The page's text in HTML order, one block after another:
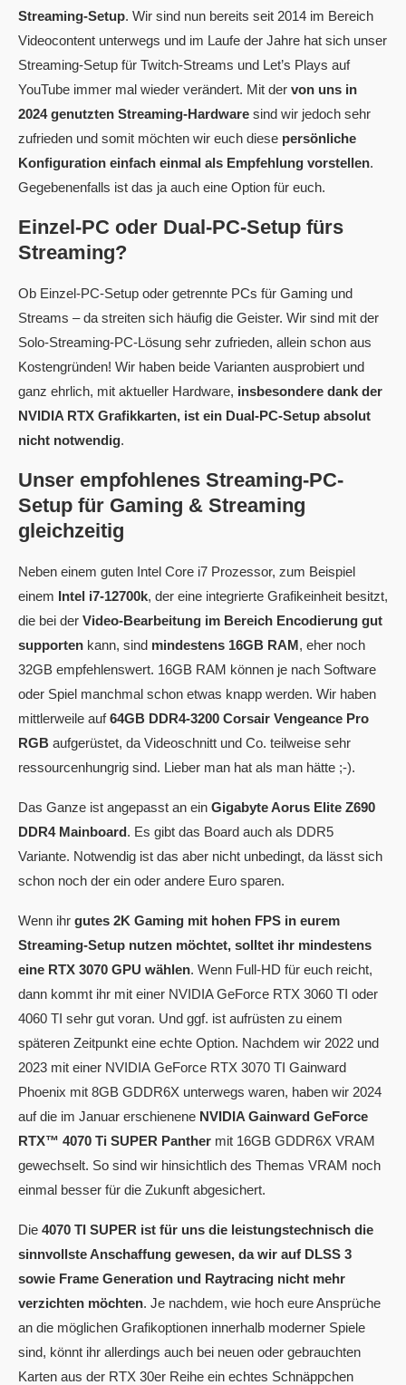
Streaming-Setup. Wir sind nun bereits seit 2014 im Bereich
Videocontent unterwegs und im Laufe der Jahre hat sich unser
Streaming-Setup für Twitch-Streams und Let’s Plays auf
YouTube immer mal wieder verändert. Mit der von uns in
2024 genutzten Streaming-Hardware sind wir jedoch sehr
zufrieden und somit möchten wir euch diese persönliche
Konfiguration einfach einmal als Empfehlung vorstellen.
Gegebenenfalls ist das ja auch eine Option für euch.
Einzel-PC oder Dual-PC-Setup fürs
Streaming?
Ob Einzel-PC-Setup oder getrennte PCs für Gaming und
Streams – da streiten sich häufig die Geister. Wir sind mit der
Solo-Streaming-PC-Lösung sehr zufrieden, allein schon aus
Kostengründen! Wir haben beide Varianten ausprobiert und
ganz ehrlich, mit aktueller Hardware, insbesondere dank der
NVIDIA RTX Grafikkarten, ist ein Dual-PC-Setup absolut
nicht notwendig.
Unser empfohlenes Streaming-PC-
Setup für Gaming & Streaming
gleichzeitig
Neben einem guten Intel Core i7 Prozessor, zum Beispiel
einem Intel i7-12700k, der eine integrierte Grafikeinheit besitzt,
die bei der Video-Bearbeitung im Bereich Encodierung gut
supporten kann, sind mindestens 16GB RAM, eher noch
32GB empfehlenswert. 16GB RAM können je nach Software
oder Spiel manchmal schon etwas knapp werden. Wir haben
mittlerweile auf64GB DDR4-3200 Corsair Vengeance Pro
RGB aufgerüstet, da Videoschnitt und Co. teilweise sehr
ressourcenhungrig sind. Lieber man hat als man hätte ;-).
Das Ganze ist angepasst an ein Gigabyte Aorus Elite Z690
DDR4 Mainboard. Es gibt das Board auch als DDR5
Variante. Notwendig ist das aber nicht unbedingt, da lässt sich
schon noch der ein oder andere Euro sparen.
Wenn ihr gutes 2K Gaming mit hohen FPS in eurem
Streaming-Setup nutzen möchtet, solltet ihr mindestens
eine RTX 3070 GPU wählen. Wenn Full-HD für euch reicht,
dann kommt ihr mit einer NVIDIA GeForce RTX 3060 TI oder
4060 TI sehr gut voran. Und ggf. ist aufrüsten zu einem
späteren Zeitpunkt eine echte Option. Nachdem wir 2022 und
2023 mit einer NVIDIA GeForce RTX 3070 TI Gainward
Phoenix mit 8GB GDDR6X unterwegs waren, haben wir 2024
auf die im Januar erschienene NVIDIA Gainward GeForce
RTX™ 4070 Ti SUPER Panther mit 16GB GDDR6X VRAM
gewechselt. So sind wir hinsichtlich des Themas VRAM noch
einmal besser für die Zukunft abgesichert.
Die 4070 TI SUPER ist für uns die leistungstechnisch die
sinnvollste Anschaffung gewesen, da wir auf DLSS 3
sowie Frame Generation und Raytracing nicht mehr
verzichten möchten. Je nachdem, wie hoch eure Ansprüche
an die möglichen Grafikoptionen innerhalb moderner Spiele
sind, könnt ihr allerdings auch bei neuen oder gebrauchten
Karten aus der RTX 30er Reihe ein echtes Schnäppchen